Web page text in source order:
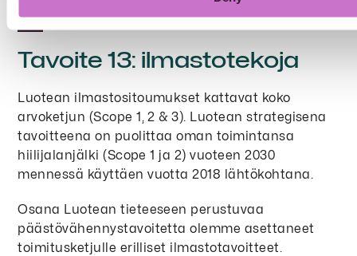
Tavoite 13: ilmastotekoja
Luotean ilmastositoumukset kattavat koko
arvoketjun (Scope 1, 2 & 3). Luotean strategisena
tavoitteena on puolittaa oman toimintansa
hiilijalanjälki (Scope 1 ja 2) vuoteen 2030
mennessä käyttäen vuotta 2018 lähtökohtana.
Osana Luotean tieteeseen perustuvaa
päästövähennystavoitetta olemme asettaneet
toimitusketjulle erilliset ilmastotavoitteet.